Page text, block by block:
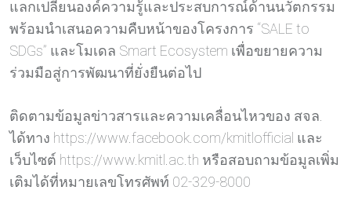
แลกเปลี่ยนองค์ความรู้และประสบการณ์ด้านนวัตกรรม
พร้อมนำเสนอความคืบหน้าของโครงการ “SALE to
SDGs” และโมเดล Smart Ecosystem เพื่อขยายความ
ร่วมมือสู่การพัฒนาที่ยั่งยืนต่อไป
ติดตามข้อมูลข่าวสารและความเคลื่อนไหวของ สจล.
ได้ทาง https://www.facebook.com/kmitlofficial และ
เว็บไซต์ https://www.kmitl.ac.th หรือสอบถามข้อมูลเพิ่ม
เติมได้ที่หมายเลขโทรศัพท์ 02-329-8000